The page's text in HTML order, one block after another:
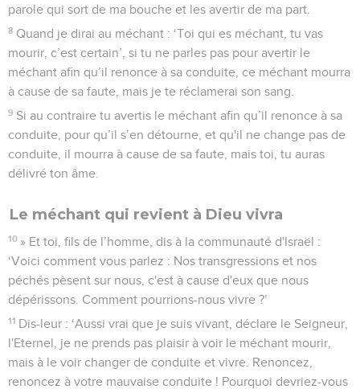
parole qui sort de ma bouche et les avertir de ma part.
8 Quand je dirai au méchant : ‘Toi qui es méchant, tu vas
mourir, c’est certain’, si tu ne parles pas pour avertir le
méchant afin qu’il renonce à sa conduite, ce méchant mourra
à cause de sa faute, mais je te réclamerai son sang.
9 Si au contraire tu avertis le méchant afin qu’il renonce à sa
conduite, pour qu’il s’en détourne, et qu'il ne change pas de
conduite, il mourra à cause de sa faute, mais toi, tu auras
délivré ton âme.
Le méchant qui revient à Dieu vivra
10 » Et toi, fils de l’homme, dis à la communauté d'Israël :
‘Voici comment vous parlez : Nos transgressions et nos
péchés pèsent sur nous, c'est à cause d'eux que nous
dépérissons. Comment pourrions-nous vivre ?’
11 Dis-leur : ‘Aussi vrai que je suis vivant, déclare le Seigneur,
l'Eternel, je ne prends pas plaisir à voir le méchant mourir,
mais à le voir changer de conduite et vivre. Renoncez,
renoncez à votre mauvaise conduite ! Pourquoi devriez-vous